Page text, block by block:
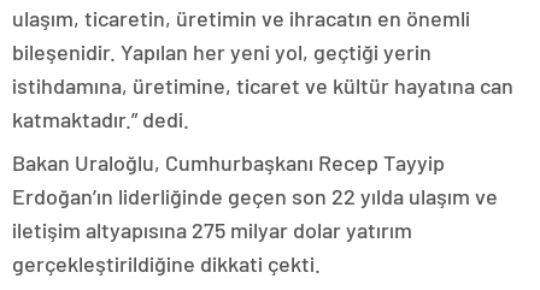
ulaşım, ticaretin, üretimin ve ihracatın en önemli
bileşenidir. Yapılan her yeni yol, geçtiği yerin
istihdamına, üretimine, ticaret ve kültür hayatına can
katmaktadır.” dedi.
Bakan Uraloğlu, Cumhurbaşkanı Recep Tayyip
Erdoğan’ın liderliğinde geçen son 22 yılda ulaşım ve
iletişim altyapısına 275 milyar dolar yatırım
gerçekleştirildiğine dikkati çekti.